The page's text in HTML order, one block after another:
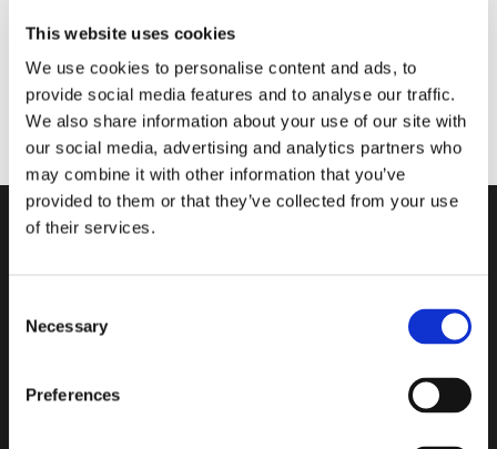
This website uses cookies
We use cookies to personalise content and ads, to
provide social media features and to analyse our traffic.
We also share information about your use of our site with
our social media, advertising and analytics partners who
may combine it with other information that you’ve
provided to them or that they’ve collected from your use
of their services.
Selection
Necessary
Preferences
Grands Formats: transparence et
moins de joints pour des façades
pleines de lumière.